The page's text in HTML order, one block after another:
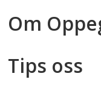
Om
Tips oss